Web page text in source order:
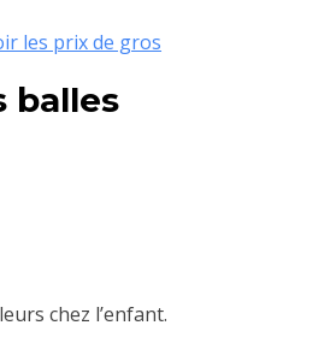
les prix de gros
balles
chez l’enfant.